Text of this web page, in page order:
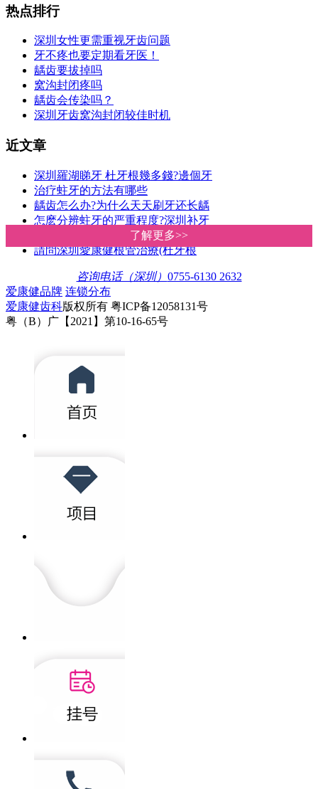
了解更多>>
了解更多>>
热点排行
深圳女性更需重视牙齿问题
牙不疼也要定期看牙医！
龋齿要拔掉吗
窝沟封闭疼吗
龋齿会传染吗？
深圳牙齿窝沟封闭较佳时机
近文章
深圳羅湖睇牙 杜牙根幾多錢?邊個牙
治疗蛀牙的方法有哪些
龋齿怎么办?为什么天天刷牙还长龋
怎麽分辨蛀牙的严重程度?深圳补牙
繼發齲是什麼原因造成的?深圳補牙
請問深圳愛康健根管治療(杜牙根
咨询电话（深圳） 0755-6130 2632
爱康健品牌 连锁分布
爱康健齿科版权所有 粤ICP备12058131号
粤（B）广【2021】第10-16-65号